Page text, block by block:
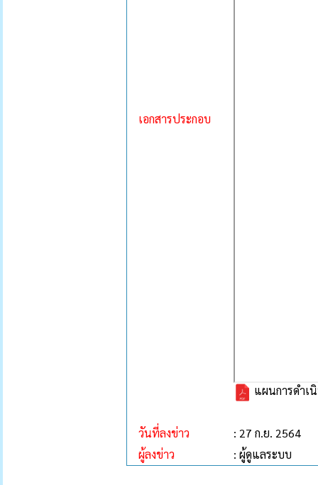
เอกสารประกอบ
แผนการดำเ
วันที่ลงข่าว
: 27 ก.ย. 2564
ผู้ลงข่าว
: ผู้ดูแลระบบ